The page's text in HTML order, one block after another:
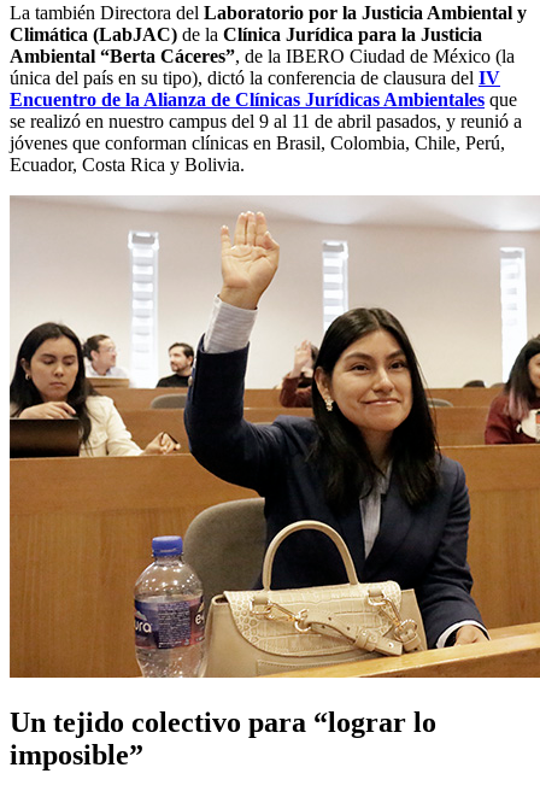
La también Directora del Laboratorio por la Justicia Ambiental y
Climática (LabJAC) de la Clínica Jurídica para la Justicia
Ambiental “Berta Cáceres”, de la IBERO Ciudad de México (la
única del país en su tipo), dictó la conferencia de clausura del IV
Encuentro de la Alianza de Clínicas Jurídicas Ambientales que
se realizó en nuestro campus del 9 al 11 de abril pasados, y reunió a
jóvenes que conforman clínicas en Brasil, Colombia, Chile, Perú,
Ecuador, Costa Rica y Bolivia.
Un tejido colectivo para “lograr lo
imposible”